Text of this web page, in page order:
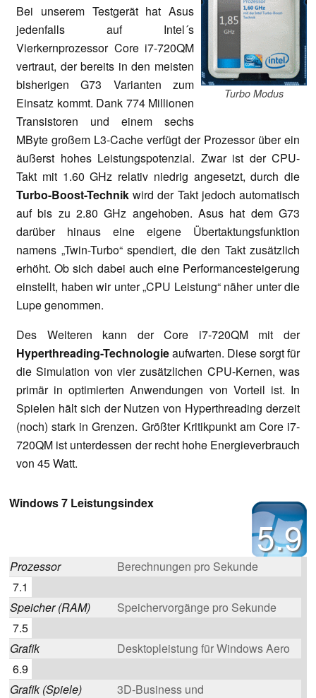
Turbo Modus
Bei unserem Testgerät hat Asus
jedenfalls auf Intel´s
Vierkernprozessor Core i7-720QM
vertraut, der bereits in den meisten
bisherigen G73 Varianten zum
Einsatz kommt. Dank 774 Millionen
Transistoren und einem sechs
MByte großem L3-Cache verfügt der Prozessor über ein
äußerst hohes Leistungspotenzial. Zwar ist der CPU-
Takt mit 1.60 GHz relativ niedrig angesetzt, durch die
Turbo-Boost-Technik wird der Takt jedoch automatisch
auf bis zu 2.80 GHz angehoben. Asus hat dem G73
darüber hinaus eine eigene Übertaktungsfunktion
namens „Twin-Turbo“ spendiert, die den Takt zusätzlich
erhöht. Ob sich dabei auch eine Performancesteigerung
einstellt, haben wir unter „CPU Leistung“ näher unter die
Lupe genommen.
Des Weiteren kann der Core i7-720QM mit der
Hyperthreading-Technologieaufwarten. Diese sorgt für
die Simulation von vier zusätzlichen CPU-Kernen, was
primär in optimierten Anwendungen von Vorteil ist. In
Spielen hält sich der Nutzen von Hyperthreading derzeit
(noch) stark in Grenzen. Größter Kritikpunkt am Core i7-
720QM ist unterdessen der recht hohe Energieverbrauch
von 45 Watt.
5.9
Windows 7 Leistungsindex
Prozessor
Berechnungen pro Sekunde
7.1
Speicher (RAM)
Speichervorgänge pro Sekunde
7.5
Grafik
Desktopleistung für Windows Aero
6.9
Grafik (Spiele)
3D-Business und